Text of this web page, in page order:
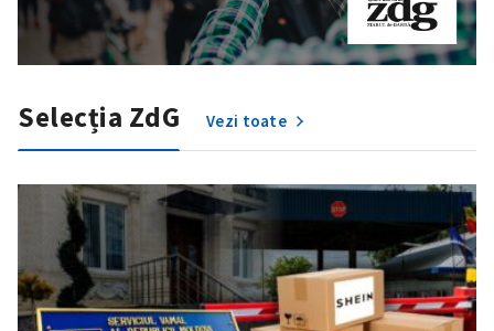
Selecția ZdG Vezi toate